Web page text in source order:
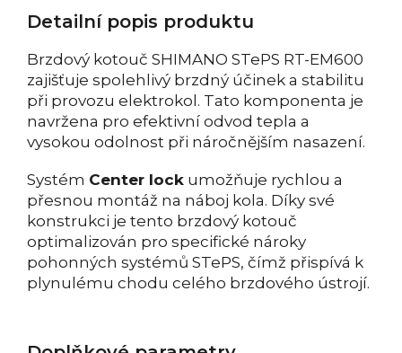
Detailní popis produktu
Brzdový kotouč SHIMANO STePS RT-EM600
zajišťuje spolehlivý brzdný účinek a stabilitu
při provozu elektrokol. Tato komponenta je
navržena pro efektivní odvod tepla a
vysokou odolnost při náročnějším nasazení.
Systém Center lock umožňuje rychlou a
přesnou montáž na náboj kola. Díky své
konstrukci je tento brzdový kotouč
optimalizován pro specifické nároky
pohonných systémů STePS, čímž přispívá k
plynulému chodu celého brzdového ústrojí.